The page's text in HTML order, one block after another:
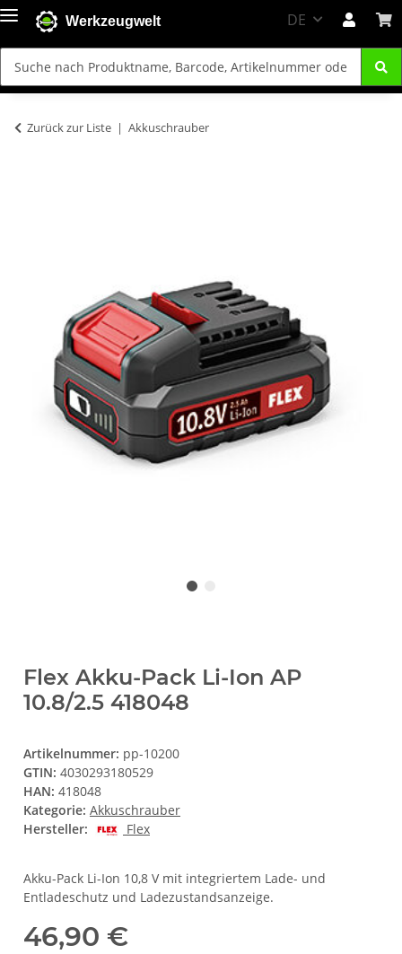
Werkzeugwelt DE
Zurück zur Liste Akkuschrauber
Flex Akku-Pack Li-Ion AP
10.8/2.5 418048
Artikelnummer: pp-10200
GTIN: 4030293180529
HAN: 418048
Kategorie: Akkuschrauber
Hersteller:
Flex
Akku-Pack Li-Ion 10,8 V mit integriertem Lade- und
Entladeschutz und Ladezustandsanzeige.
46,90 €